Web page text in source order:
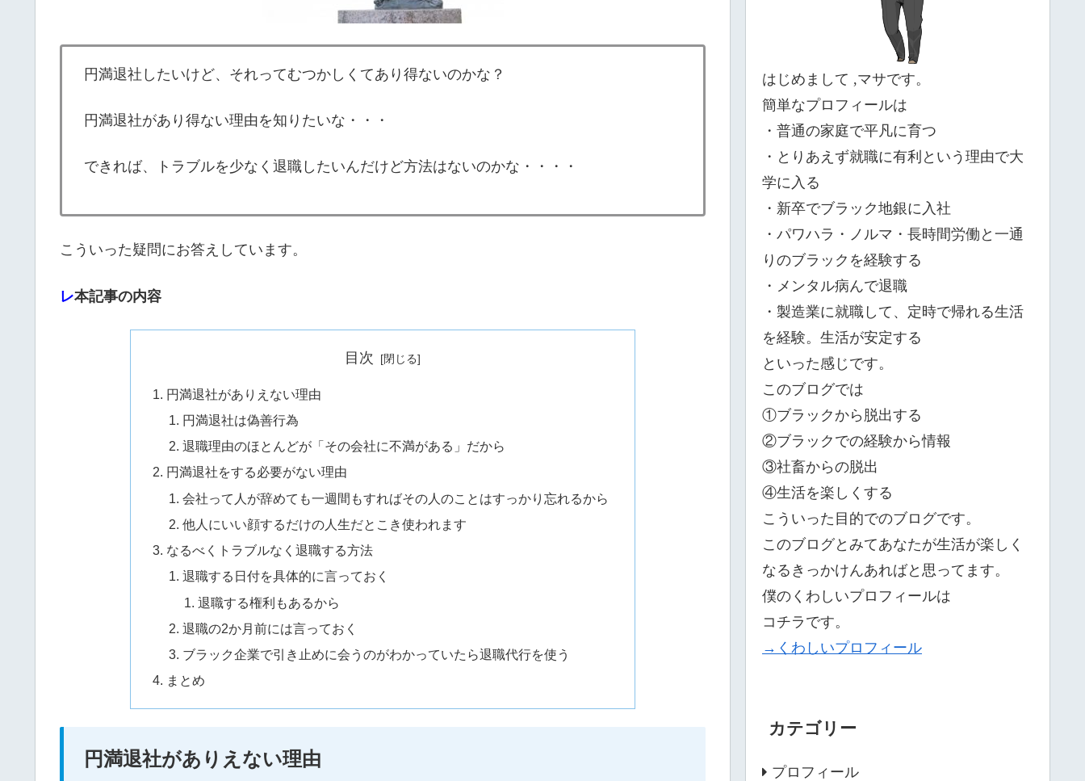
円満退社したいけど、それってむつかしくてあり得ないのかな？
円満退社があり得ない理由を知りたいな・・・
できれば、トラブルを少なく退職したいんだけど方法はないのかな・・・・
こういった疑問にお答えしています。
レ本記事の内容
目次
円満退社がありえない理由
円満退社は偽善行為
退職理由のほとんどが「その会社に不満がある」だから
円満退社をする必要がない理由
会社って人が辞めても一週間もすればその人のことはすっかり忘れるから
他人にいい顔するだけの人生だとこき使われます
なるべくトラブルなく退職する方法
退職する日付を具体的に言っておく
退職する権利もあるから
退職の2か月前には言っておく
ブラック企業で引き止めに会うのがわかっていたら退職代行を使う
まとめ
円満退社がありえない理由
はじめまして ,マサです。
簡単なプロフィールは
・普通の家庭で平凡に育つ
・とりあえず就職に有利という理由で大
学に入る
・新卒でブラック地銀に入社
・パワハラ・ノルマ・長時間労働と一通
りのブラックを経験する
・メンタル病んで退職
・製造業に就職して、定時で帰れる生活
を経験。生活が安定する
といった感じです。
このブログでは
①ブラックから脱出する
②ブラックでの経験から情報
③社畜からの脱出
④生活を楽しくする
こういった目的でのブログです。
このブログとみてあなたが生活が楽しく
なるきっかけんあればと思ってます。
僕のくわしいプロフィールは
コチラです。
→くわしいプロフィール
カテゴリー
プロフィール